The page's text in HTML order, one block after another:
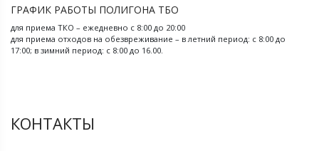
ГРАФИК РАБОТЫ ПОЛИГОНА ТБО
для приема ТКО – ежедневно с 8:00 до 20:00
для приема отходов на обезвреживание – в летний период: с 8:00 до
17:00; в зимний период: с 8:00 до 16.00.
КОНТАКТЫ